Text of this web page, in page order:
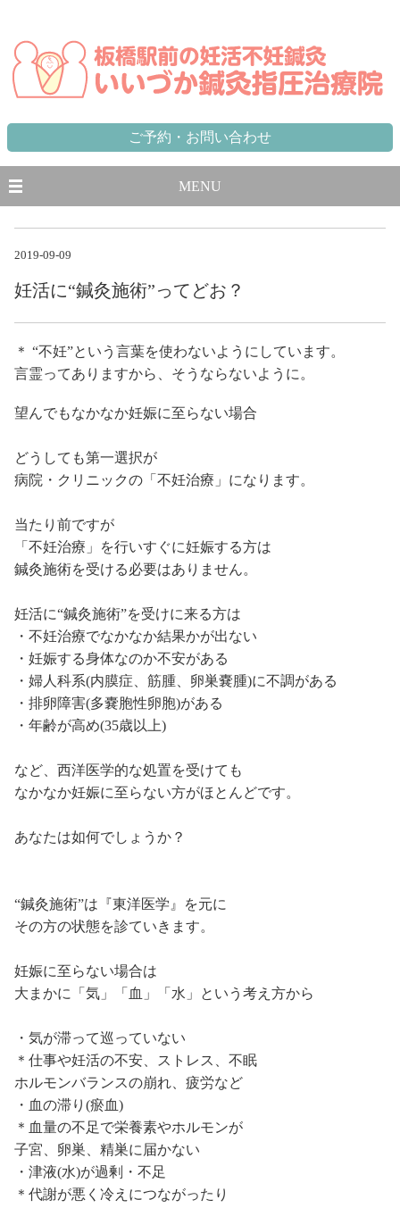
ご予約・お問い合わせ
MENU
2019-09-09
妊活に“鍼灸施術”ってどお？
＊ “不妊”という言葉を使わないようにしています。
言霊ってありますから、そうならないように。
望んでもなかなか妊娠に至らない場合
どうしても第一選択が
病院・クリニックの「不妊治療」になります。
当たり前ですが
「不妊治療」を行いすぐに妊娠する方は
鍼灸施術を受ける必要はありません。
妊活に“鍼灸施術”を受けに来る方は
・不妊治療でなかなか結果かが出ない
・妊娠する身体なのか不安がある
・婦人科系(内膜症、筋腫、卵巣嚢腫)に不調がある
・排卵障害(多嚢胞性卵胞)がある
・年齢が高め(35歳以上)
など、西洋医学的な処置を受けても
なかなか妊娠に至らない方がほとんどです。
あなたは如何でしょうか？
“鍼灸施術”は『東洋医学』を元に
その方の状態を診ていきます。
妊娠に至らない場合は
大まかに「気」「血」「水」という考え方から
・気が滞って巡っていない
＊仕事や妊活の不安、ストレス、不眠
ホルモンバランスの崩れ、疲労など
・血の滞り(瘀血)
＊血量の不足で栄養素やホルモンが
子宮、卵巣、精巣に届かない
・津液(水)が過剰・不足
＊代謝が悪く冷えにつながったり